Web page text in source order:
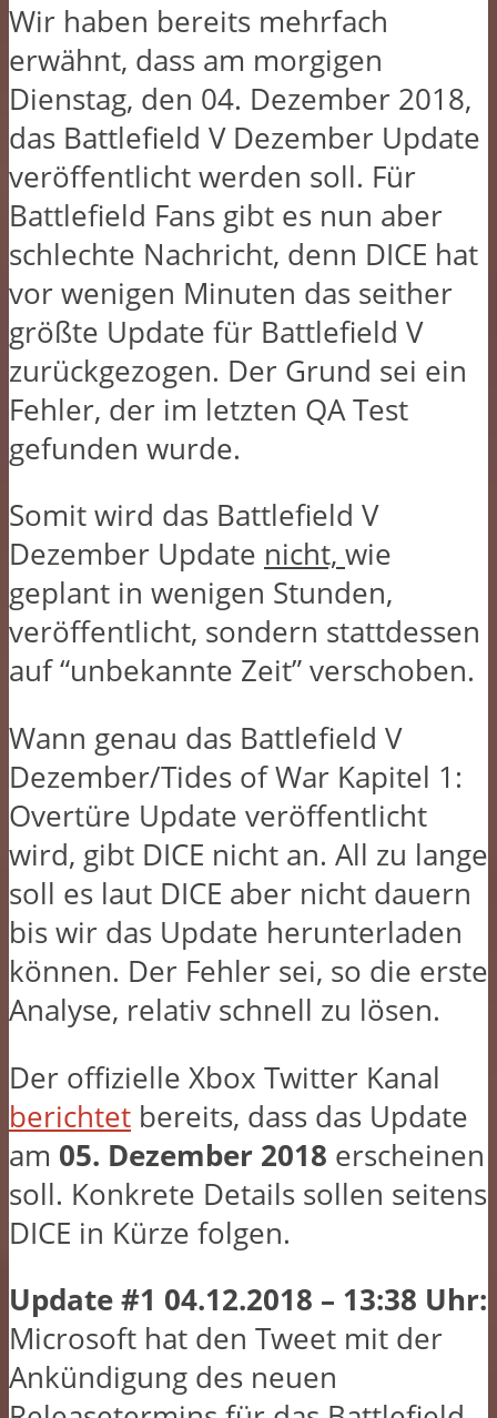
Wir haben bereits mehrfach
erwähnt, dass am morgigen
Dienstag, den 04. Dezember 2018,
das Battlefield V Dezember Update
veröffentlicht werden soll. Für
Battlefield Fans gibt es nun aber
schlechte Nachricht, denn DICE hat
vor wenigen Minuten das seither
größte Update für Battlefield V
zurückgezogen. Der Grund sei ein
Fehler, der im letzten QA Test
gefunden wurde.
Somit wird das Battlefield V
Dezember Update nicht, wie
geplant in wenigen Stunden,
veröffentlicht, sondern stattdessen
auf “unbekannte Zeit” verschoben.
Wann genau das Battlefield V
Dezember/Tides of War Kapitel 1:
Overtüre Update veröffentlicht
wird, gibt DICE nicht an. All zu lange
soll es laut DICE aber nicht dauern
bis wir das Update herunterladen
können. Der Fehler sei, so die erste
Analyse, relativ schnell zu lösen.
Der offizielle Xbox Twitter Kanal
berichtet bereits, dass das Update
am 05. Dezember 2018 erscheinen
soll. Konkrete Details sollen seitens
DICE in Kürze folgen.
Update #1 04.12.2018 – 13:38 Uhr:
Microsoft hat den Tweet mit der
Ankündigung des neuen